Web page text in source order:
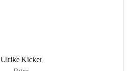
Ulrike Kicker